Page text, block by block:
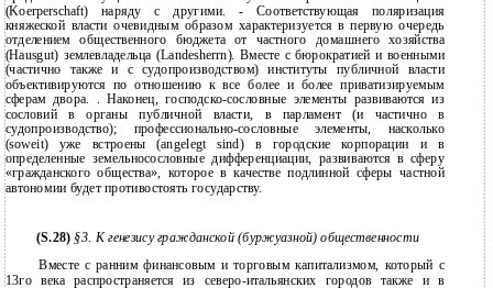
(Koerperschaft) наряду с другими. - Соответствующая поляризация
княжеской власти очевидным образом характеризуется в первую очередь
отделением общественного бюджета от частного домашнего хозяйства
(Hausgut) землевладельца (Landesherrn). Вместе с бюрократией и военными
(частично также и с судопроизводством) институты публичной власти
объективируются по отношению к все более и более приватизируемым
сферам двора. . Наконец, господско-сословные элементы развиваются из
сословий в органы публичной власти, в парламент (и частично в
судопроизводство); профессионально-сословные элементы, насколько
(soweit) уже встроены (angelegt sind) в городские корпорации и в
определенные земельносословные дифференциации, развиваются в сферу
«гражданского общества», которое в качестве подлинной сферы частной
автономии будет противостоять государству.
(S.28) §3. К генезису гражданской (буржуазной) общественности
Вместе с ранним финансовым и торговым капитализмом, который с
13го века распространяется из северо-итальянских городов также и в